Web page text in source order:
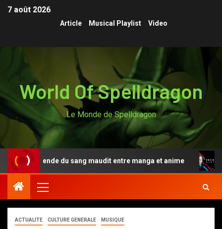
7 août 2026
Article Musical Playlist Video
World Of Spelldragon
Le Monde de Spelldragon
la légende du sang maudit entre manga et anime
ACTUALITE CULTURE GENERALE MUSIQUE